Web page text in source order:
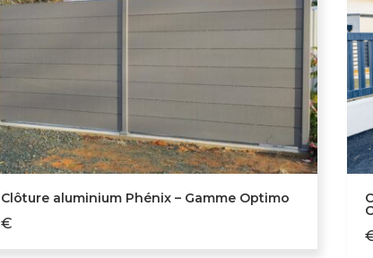
Clôture aluminium Phénix – Gamme Optimo
€